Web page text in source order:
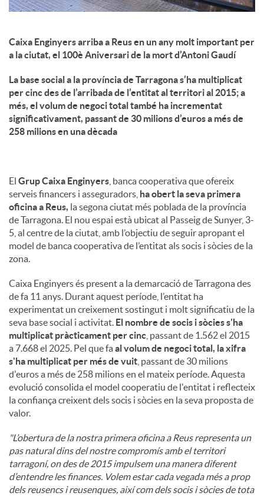
Caixa Enginyers arriba a Reus en un any molt important per
a la ciutat, el 100è Aniversari de la mort d’Antoni Gaudí
La base social a la província de Tarragona s’ha multiplicat
per cinc des de l’arribada de l’entitat al territori al 2015; a
més, el volum de negoci total també ha incrementat
significativament, passant de 30 milions d’euros a més de
258 milions en una dècada
El Grup Caixa Enginyers , banca cooperativa que ofereix
serveis financers i asseguradors, ha obert la seva primera
oficina a Reus, la segona ciutat més poblada de la província
de Tarragona. El nou espai està ubicat al Passeig de Sunyer, 3-
5, al centre de la ciutat, amb l’objectiu de seguir apropant el
model de banca cooperativa de l’entitat als socis i sòcies de la
zona.
Caixa Enginyers és present a la demarcació de Tarragona des
de fa 11 anys. Durant aquest període, l’entitat ha
experimentat un creixement sostingut i molt significatiu de la
seva base social i activitat. El nombre de socis i sòcies s'ha
multiplicat pràcticament per cinc , passant de 1.562 el 2015
a 7.668 el 2025. Pel que faal volum de negoci total, la xifra
s'ha multiplicat per més de vuit , passant de 30 milions
d'euros a més de 258 milions en el mateix període. Aquesta
evolució consolida el model cooperatiu de l'entitat i reflecteix
la confiança creixent dels socis i sòcies en la seva proposta de
valor.
"L’obertura de la nostra primera oficina a Reus representa un
pas natural dins del nostre compromís amb el territori
tarragoní, on des de 2015 impulsem una manera diferent
d’entendre les finances. Volem estar cada vegada més a prop
dels reusencs i reusenques, així com dels socis i sòcies de tota